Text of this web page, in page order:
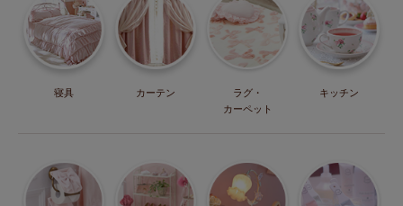
寝具 カーテン
ラグ・
カーペット
キッチン